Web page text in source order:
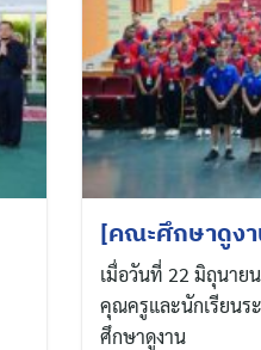
[คณะศึกษาดูงา
เมื่อวันที่ 22 มิถุนาย
คุณครูและนักเรียนร
ศึกษาดูงาน